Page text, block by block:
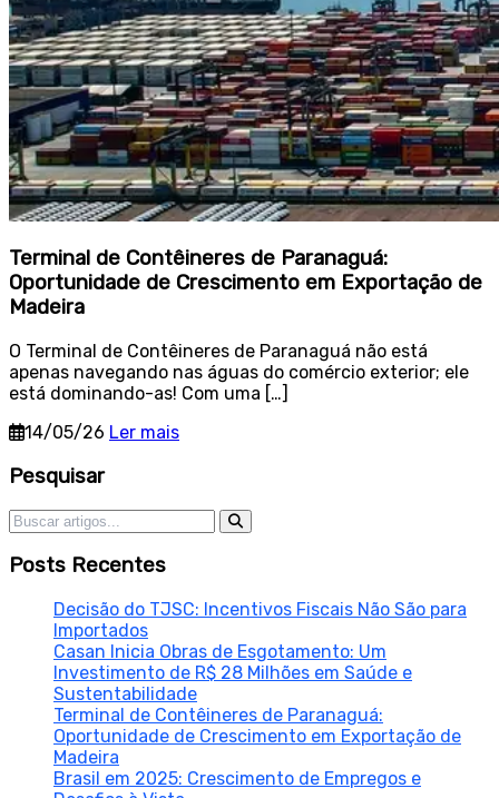
Terminal de Contêineres de Paranaguá:
Oportunidade de Crescimento em Exportação de
Madeira
O Terminal de Contêineres de Paranaguá não está
apenas navegando nas águas do comércio exterior; ele
está dominando-as! Com uma […]
14/05/26 Ler mais
Sidebar
Pesquisar
Pesquisar por:
Posts Recentes
Decisão do TJSC: Incentivos Fiscais Não São para
Importados
Casan Inicia Obras de Esgotamento: Um
Investimento de R$ 28 Milhões em Saúde e
Sustentabilidade
Terminal de Contêineres de Paranaguá:
Oportunidade de Crescimento em Exportação de
Madeira
Brasil em 2025: Crescimento de Empregos e